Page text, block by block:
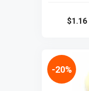
$1.16
-20%